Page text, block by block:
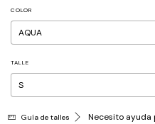
COLOR
TALLE
Guía de talles Necesito ayuda